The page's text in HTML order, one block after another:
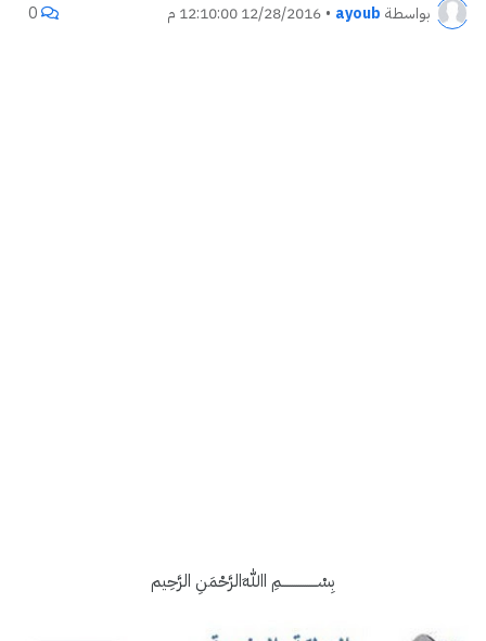
بواسطة ayoub
• 12/28/2016 12:10:00 م 0
بِسْــــــــــــــــمِ اﷲِالرَّحْمَنِ الرَّحِيم